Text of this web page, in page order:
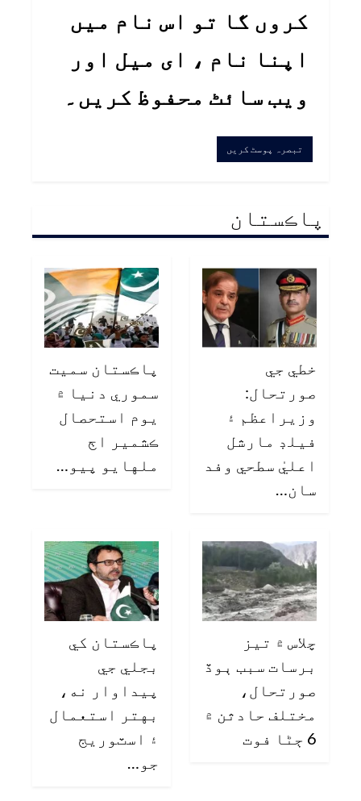
کروں گا تو اس نام میں
اپنا نام ، ای میل اور
ویب سائٹ محفوظ کریں۔
پاڪستان
خطي جي
صورتحال:
وزيراعظم ۽
فيلڊ مارشل
اعليٰ سطحي وفد
سان…
پاڪستان سميت
سموري دنيا ۾
يوم استحصال
ڪشمير اڄ
ملهايو پيو…
چلاس ۾ تيز
برسات سبب ٻوڏ
صورتحال،
مختلف حادثن ۾
6 ڄڻا فوت
پاڪستان کي
بجلي جي
پيداوار نه،
بهتر استعمال
۽ اسٽوريج
جو…